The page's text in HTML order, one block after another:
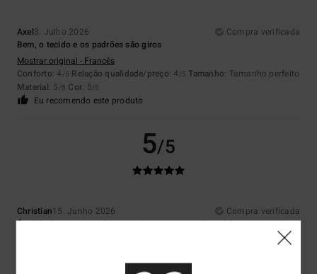
Axel3. Julho 2026
Compra verificada
Bem, o tecido e os padrões são giros
Mostrar original - Francês
Conforto: 4 /5 Relação qualidade/preço: 4 /5 Tamanho: Tamanho perfeito
Material: 5 /5 Cor: 5/5
Eu recomendo este produto
5/5
Christian15. Junho 2026
Compra verificada
É original e parece resistente, tal como o resto das minhas compras…
Relação qualidade/preço: 3/5 Tamanho